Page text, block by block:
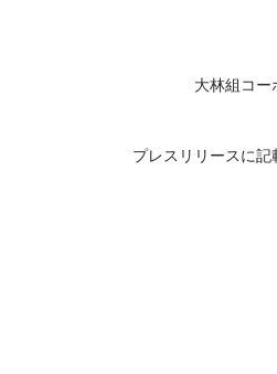
大林組コ
プレスリリースに記